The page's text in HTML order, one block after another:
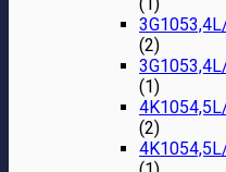
(2)
(1)
(2)